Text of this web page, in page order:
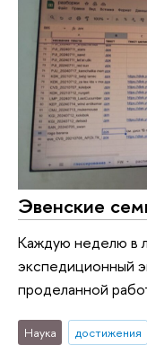
Эвенские
Каждую неделю в
экспедиционный
проделанной
Наука достижения